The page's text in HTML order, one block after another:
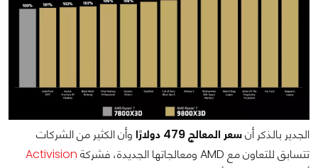
الجدير بالذكر أنسعر المعالج 479 دولارًا
وأن الكثير من الشركات
تتسابق للتعاون مع AMD ومعالجاتها الجديدة، فشركة
Activision